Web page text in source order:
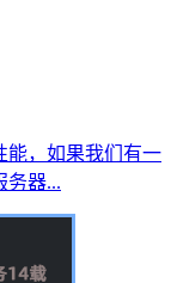
能，如果我们有一
务器...